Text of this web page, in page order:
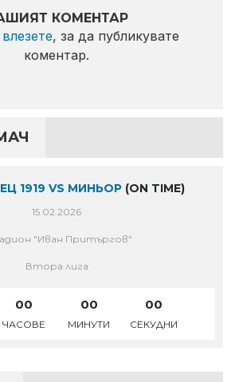
КОМЕНТАР
влезете, за да публикувате
коментар.
1919 VS МИНЬОР (ON TIME)
15.02.2026
"Иван Притъргов"
Втора лига
00
ЧАСОВЕ
00
МИНУТИ
00
СЕКУДНИ